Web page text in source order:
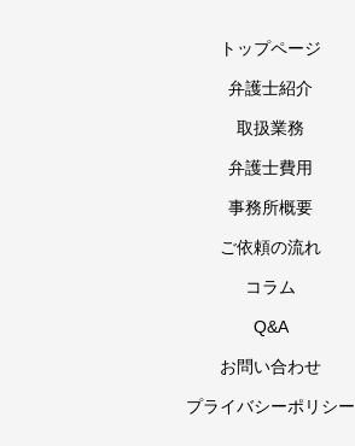
トップページ
弁護士紹介
取扱業務
弁護士費用
事務所概要
ご依頼の流れ
コラム
Q&A
お問い合わせ
プライバシーポリシー